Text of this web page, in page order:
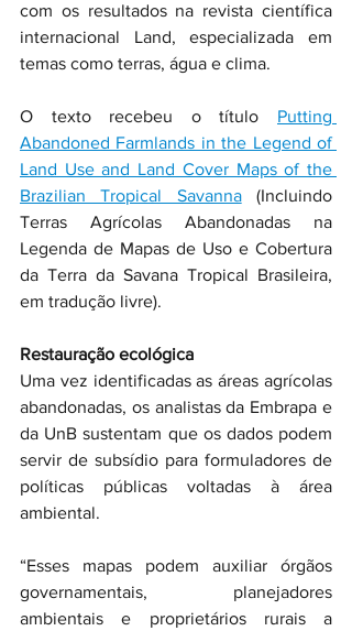
com os resultados na revista científica
internacional Land, especializada em
temas como terras, água e clima.
O texto recebeu o título Putting
Abandoned Farmlands in the Legend of
Land Use and Land Cover Maps of the
Brazilian Tropical Savanna (Incluindo
Terras Agrícolas Abandonadas na
Legenda de Mapas de Uso e Cobertura
da Terra da Savana Tropical Brasileira,
em tradução livre).
Restauração ecológica
Uma vez identificadas as áreas agrícolas
abandonadas, os analistas da Embrapa e
da UnB sustentam que os dados podem
servir de subsídio para formuladores de
políticas públicas voltadas à área
ambiental.
“Esses mapas podem auxiliar órgãos
governamentais, planejadores
ambientais e proprietários rurais a